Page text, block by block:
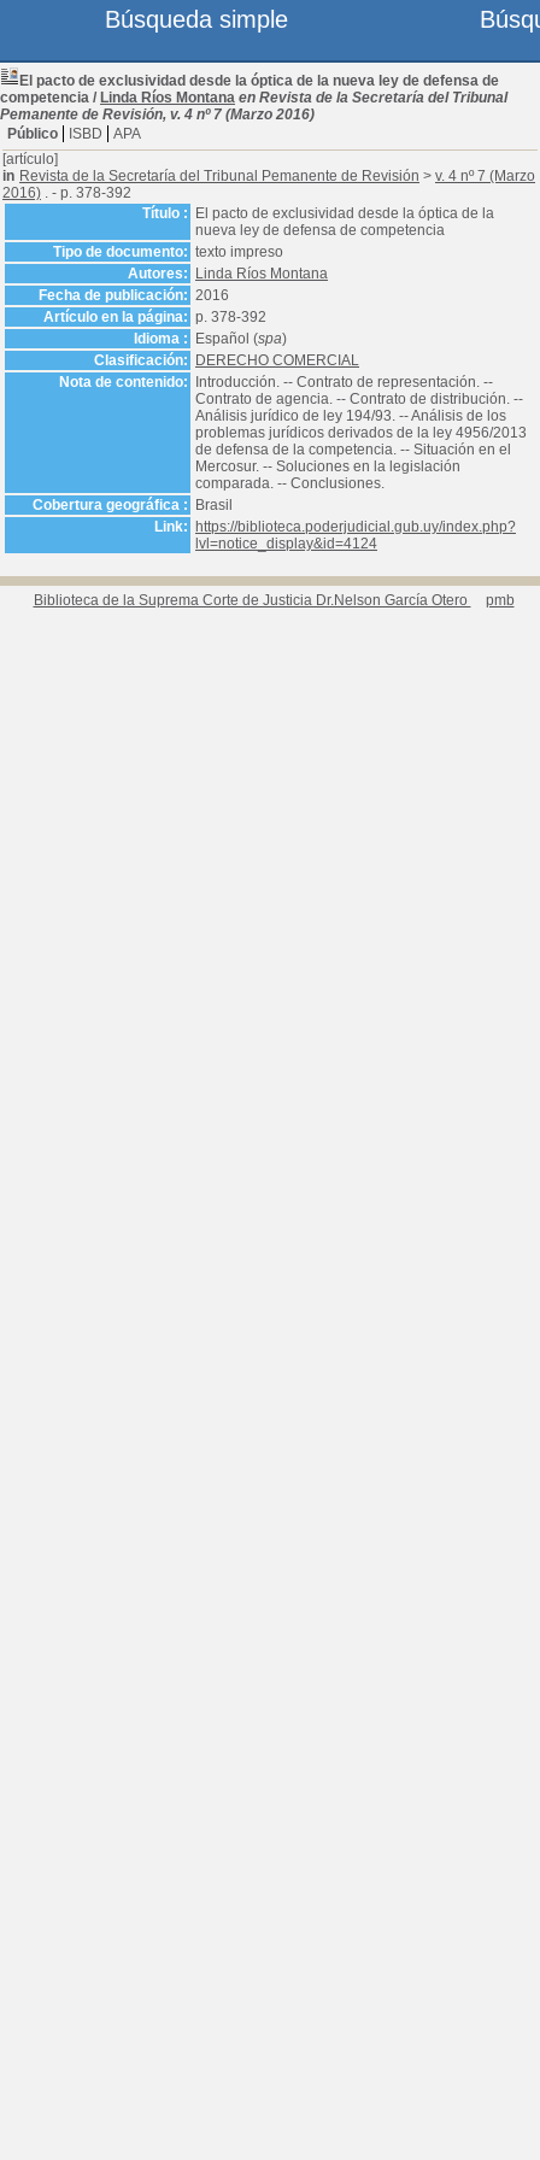
El pacto de exclusividad desde la óptica de la nueva ley de defensa de
competencia / Linda Ríos Montana en Revista de la Secretaría del Tribunal
Pemanente de Revisión, v. 4 nº 7 (Marzo 2016)
Público
ISBD
APA
[artículo]
in Revista de la Secretaría del Tribunal Pemanente de Revisión > v. 4 nº 7 (Marzo
2016) . - p. 378-392
Título :
El pacto de exclusividad desde la óptica de la
nueva ley de defensa de competencia
Tipo de documento: texto impreso
Autores:
Linda Ríos Montana
Fecha de publicación: 2016
Artículo en la página: p. 378-392
Idioma :
Español (spa)
Clasificación:
DERECHO COMERCIAL
Nota de contenido:
Introducción. -- Contrato de representación. --
Contrato de agencia. -- Contrato de distribución. --
Análisis jurídico de ley 194/93. -- Análisis de los
problemas jurídicos derivados de la ley 4956/2013
de defensa de la competencia. -- Situación en el
Mercosur. -- Soluciones en la legislación
comparada. -- Conclusiones.
Cobertura geográfica :
Brasil
Link:
https://biblioteca.poderjudicial.gub.uy/index.php?
lvl=notice_display&id=4124
Biblioteca de la Suprema Corte de Justicia Dr.Nelson García Otero pmb
Búsqueda simple